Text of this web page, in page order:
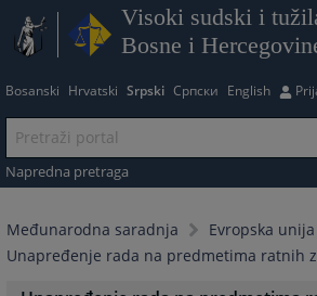
Visoki sudski i
Bosne i
Bosanski Hrvatski Srpski Српски English
Napredna pretraga
Međunarodna saradnja
Evropska unija
Unapređenje rada na predmetima ratnih